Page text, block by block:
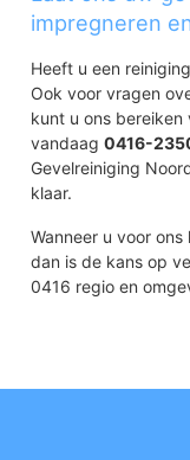
impregneren
Heeft u een
Ook voor vragen
kunt u ons bereiken
vandaag0416-
Gevelreiniging
klaar.
Wanneer u voor
dan is de kans op
0416 regio en